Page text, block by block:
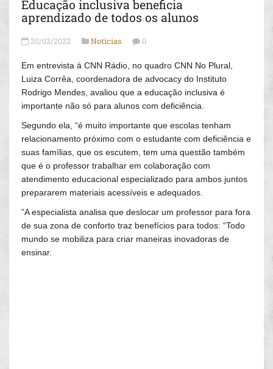
Educação inclusiva beneficia
aprendizado de todos os alunos
20/03/2022 Notícias 0
Em entrevista à CNN Rádio, no quadro CNN No Plural,
Luiza Corrêa, coordenadora de advocacy do Instituto
Rodrigo Mendes, avaliou que a educação inclusiva é
importante não só para alunos com deficiência.
Segundo ela, “é muito importante que escolas tenham
relacionamento próximo com o estudante com deficiência e
suas famílias, que os escutem, tem uma questão também
que é o professor trabalhar em colaboração com
atendimento educacional especializado para ambos juntos
prepararem materiais acessíveis e adequados.
”A especialista analisa que deslocar um professor para fora
de sua zona de conforto traz benefícios para todos: “Todo
mundo se mobiliza para criar maneiras inovadoras de
ensinar.